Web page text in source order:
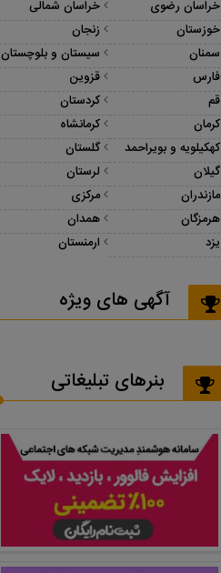
خراسان رضوی
خراسان شمالی
خوزستان
زنجان
سمنان
سیستان و بلوچستان
فارس
قزوین
قم
کردستان
کرمان
کرمانشاه
کهکیلویه و بویراحمد
گلستان
گیلان
لرستان
مازندران
مرکزی
هرمزگان
همدان
یزد
ارمنستان
آگهی های ویژه
بنرهای تبلیغاتی